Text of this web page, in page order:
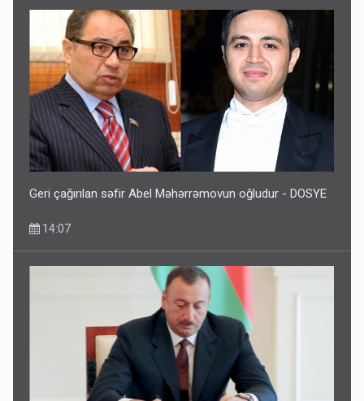
Geri çağırılan səfir Abel Məhərrəmovun oğludur - DOSYE
14:07